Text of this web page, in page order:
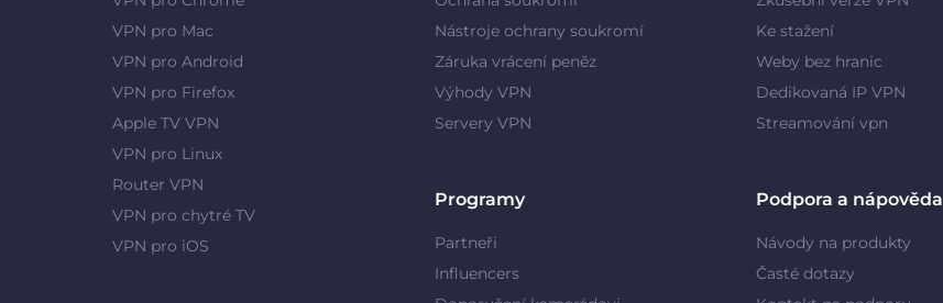
VPN pro Mac
VPN pro Android
VPN pro Firefox
Apple TV VPN
VPN pro Linux
Router VPN
VPN pro chytré TV
VPN pro iOS
Nástroje ochrany soukromí
Záruka vrácení peněz
Výhody VPN
Servery VPN
Ke stažení
Weby bez hranic
Dedikovaná IP VPN
Streamování vpn
Programy
Partneři
Influencers
Podpora a nápověda
Návody na produkty
Časté dotazy